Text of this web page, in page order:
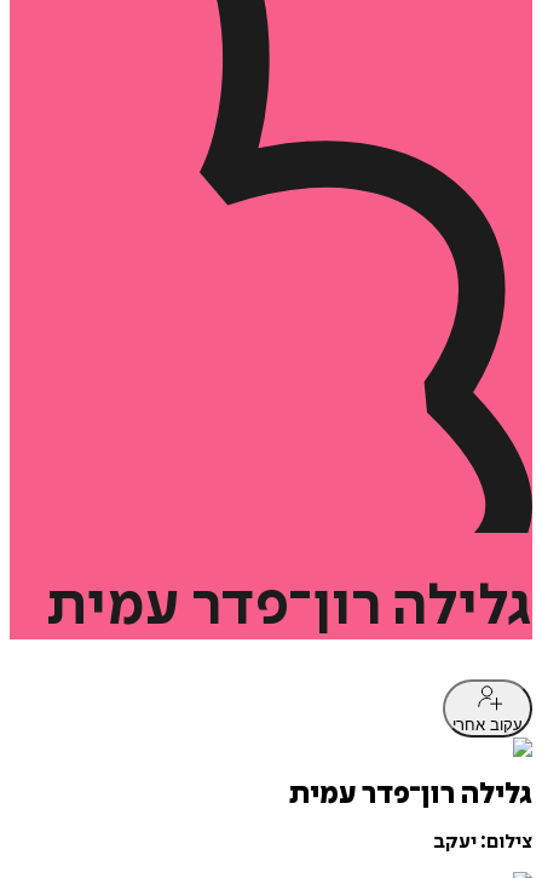
גלילה רון־פדר עמית
עקוב אחרי
גלילה רון־פדר עמית
צילום: יעקב